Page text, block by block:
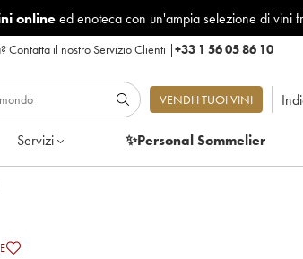
onlineed enoteca con un'ampia selezione di vini
Contatta il nostro Servizio Clienti |+33 1 56 05 86 10
VENDI I TUOI VINI
Servizi ✨Personal Sommelier